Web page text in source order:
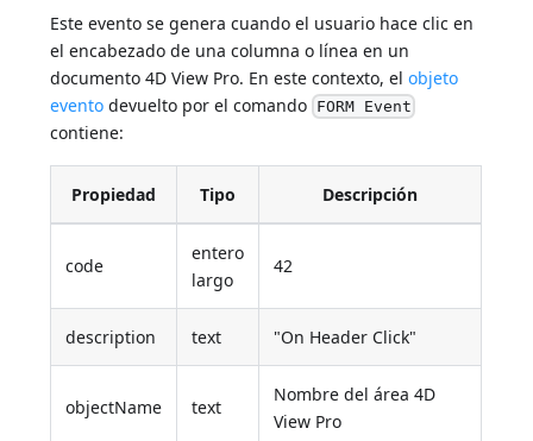
Este evento se genera cuando el usuario hace clic en
el encabezado de una columna o línea en un
documento 4D View Pro. En este contexto, elobjeto
evento devuelto por el comando FORM Event
contiene:
Propiedad Tipo Descripción
code
entero
largo
42
description text "On Header Click"
objectName text
Nombre del área 4D
View Pro